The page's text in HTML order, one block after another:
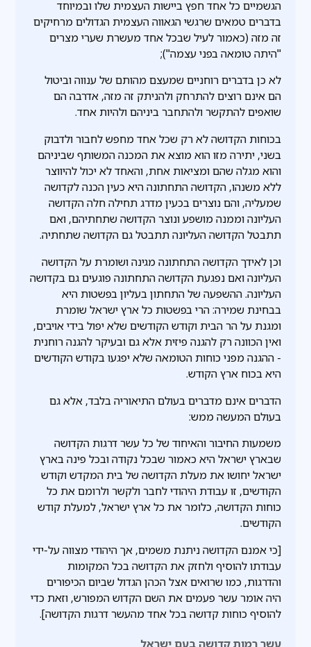
הגשמיים כל אחד חפץ ביישות העצמית שלו ובמיוחד
בדברים טמאים שרגשי הגאווה העצמית הגדולים מרחיקים
זה מזה (כאמור לעיל שבכל אחד מעשרת שערי מצרים
"היתה טומאה בפני עצמה");
לא כן בדברים רוחניים שמעצם מהותם של ענווה וביטול
הם אינם רוצים להתרחק ולהניתק זה מזה, אדרבה הם
שואפים להתקשר ולהתחבר ביניהם ולהיות אחד.
בכוחות הקדושה לא רק שכל אחד מחפש לחבור ולדבוק
בשני, יתירה מזו הוא מוצא את המכנה המשותף שביניהם
והוא מגלה שהם ומציאות אחת, והאחד לא יכול להיווצר
ללא משנהו, הקדושה התחתונה היא כעין הכנה לקדושה
שמעליה, והם נוצרים בכעין מדרג תחילה חלה הקדושה
העליונה וממנה מושפע ונוצר הקדושה שתחתיהם, ואם
תתבטל הקדושה העליונה תתבטל גם הקדושה שתחתיה.
וכן לאידך הקדושה התחתונה מגינה ושומרת על הקדושה
העליונה ואם נפגעת הקדושה התחתונה פוגעים גם בקדושה
העליונה. ההשפעה של התחתון בעליון בפשטות היא
בבחינת שמירה: הרי בפשטות כל ארץ ישראל שומרת
ומגנת על הר הבית וקודש הקודשים שלא יפול בידי אויבים,
ואין הכוונה רק להגנה פיזית אלא גם ובעיקר להגנה רוחנית
- ההגנה מפני כוחות הטומאה שלא יפגעו בקודש הקודשים
היא בכוח ארץ הקודש.
הדברים אינם מדברים בעולם התיאוריה בלבד, אלא גם
בעולם המעשה ממש:
משמעות החיבור והאיחוד של כל עשר דרגות הקדושה
שבארץ ישראל היא כאמור שבכל נקודה ובכל פינה בארץ
ישראל יחושו את מעלת הקדושה של בית המקדש וקודש
הקודשים, זו עבודת היהודי לחבר ולקשר ולרומם את כל
כוחות הקדושה, כלומר את כל ארץ ישראל, למעלת קודש
הקודשים.
[כי אמנם הקדושה ניתנת משמים, אך היהודי מצווה על-ידי
עבודתו להוסיף ולחזק את הקדושה בכל המקומות
והדרגות, כמו שרואים אצל הכהן הגדול שביום הכיפורים
היה אומר עשר פעמים את השם הקדוש המפורש, וזאת כדי
להוסיף כוחות קדושה בכל אחד מהעשר דרגות הקדושה].
עשר רמות קדושה בעם ישראל